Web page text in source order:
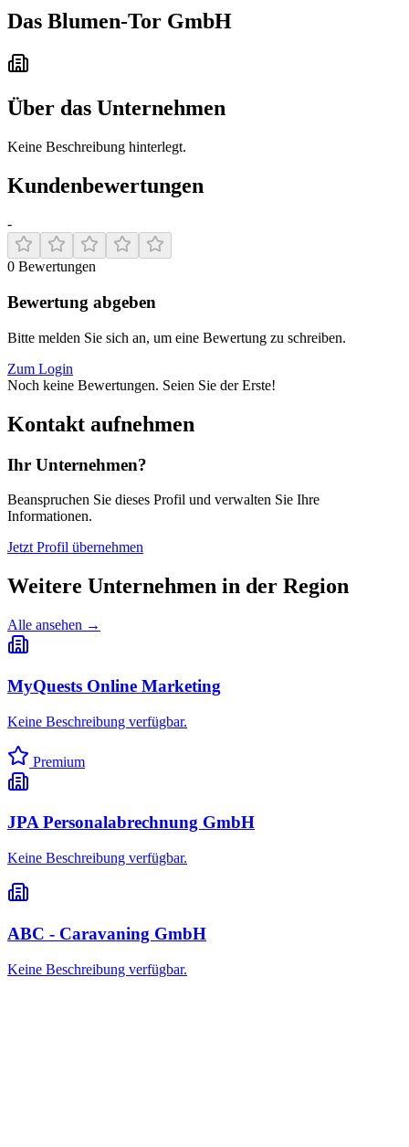
Das Blumen-Tor GmbH
Über das Unternehmen
Keine Beschreibung hinterlegt.
Kundenbewertungen
-
0 Bewertungen
Bewertung abgeben
Bitte melden Sie sich an, um eine Bewertung zu schreiben.
Zum Login
Noch keine Bewertungen. Seien Sie der Erste!
Kontakt aufnehmen
Ihr Unternehmen?
Beanspruchen Sie dieses Profil und verwalten Sie Ihre
Informationen.
Jetzt Profil übernehmen
Weitere Unternehmen in der Region
Alle ansehen →
MyQuests Online Marketing
Keine Beschreibung verfügbar.
Premium
JPA Personalabrechnung GmbH
Keine Beschreibung verfügbar.
ABC - Caravaning GmbH
Keine Beschreibung verfügbar.